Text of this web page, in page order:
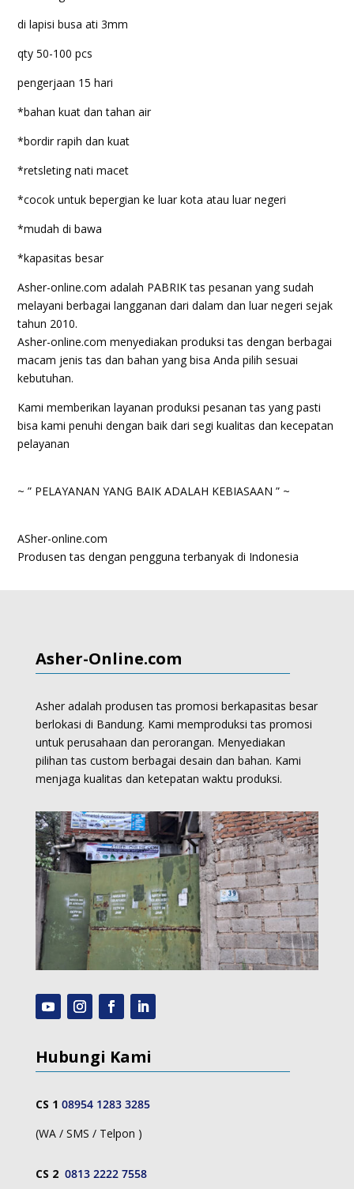
di lapisi busa ati 3mm
qty 50-100 pcs
pengerjaan 15 hari
*bahan kuat dan tahan air
*bordir rapih dan kuat
*retsleting nati macet
*cocok untuk bepergian ke luar kota atau luar negeri
*mudah di bawa
*kapasitas besar
Asher-online.com adalah PABRIK tas pesanan yang sudah
melayani berbagai langganan dari dalam dan luar negeri sejak
tahun 2010.
Asher-online.com menyediakan produksi tas dengan berbagai
macam jenis tas dan bahan yang bisa Anda pilih sesuai
kebutuhan.
Kami memberikan layanan produksi pesanan tas yang pasti
bisa kami penuhi dengan baik dari segi kualitas dan kecepatan
pelayanan
~ ” PELAYANAN YANG BAIK ADALAH KEBIASAAN ” ~
ASher-online.com
Produsen tas dengan pengguna terbanyak di Indonesia
Asher-Online.com
Asher adalah produsen tas promosi berkapasitas besar
berlokasi di Bandung. Kami memproduksitas promosi
untuk perusahaan dan perorangan. Menyediakan
pilihan tas custom berbagai desain dan bahan. Kami
menjaga kualitas dan ketepatan waktu produksi.
Hubungi Kami
CS 1 08954 1283 3285
(WA / SMS / Telpon )
CS 2 0813 2222 7558